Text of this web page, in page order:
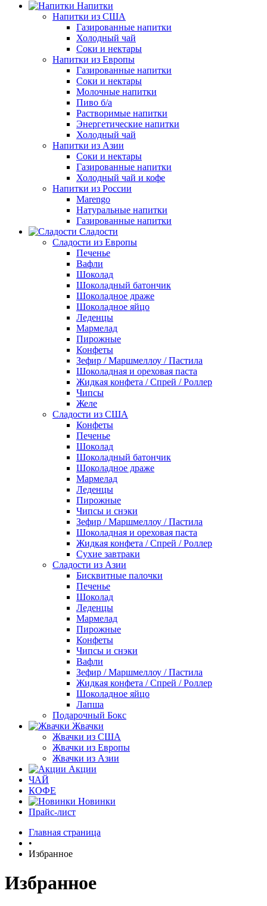
Напитки
Напитки из США
Газированные напитки
Холодный чай
Соки и нектары
Напитки из Европы
Газированные напитки
Соки и нектары
Молочные напитки
Пиво б/а
Растворимые напитки
Энергетические напитки
Холодный чай
Напитки из Азии
Соки и нектары
Газированные напитки
Холодный чай и кофе
Напитки из России
Marengo
Натуральные напитки
Газированные напитки
Сладости
Сладости из Европы
Печенье
Вафли
Шоколад
Шоколадный батончик
Шоколадное драже
Шоколадное яйцо
Леденцы
Мармелад
Пирожные
Конфеты
Зефир / Маршмеллоу / Пастила
Шоколадная и ореховая паста
Жидкая конфета / Спрей / Роллер
Чипсы
Желе
Сладости из США
Конфеты
Печенье
Шоколад
Шоколадный батончик
Шоколадное драже
Мармелад
Леденцы
Пирожные
Чипсы и снэки
Зефир / Маршмеллоу / Пастила
Шоколадная и ореховая паста
Жидкая конфета / Спрей / Роллер
Сухие завтраки
Сладости из Азии
Бисквитные палочки
Печенье
Шоколад
Леденцы
Мармелад
Пирожные
Конфеты
Чипсы и снэки
Вафли
Зефир / Маршмеллоу / Пастила
Жидкая конфета / Спрей / Роллер
Шоколадное яйцо
Лапша
Подарочный Бокс
Жвачки
Жвачки из США
Жвачки из Европы
Жвачки из Азии
Акции
ЧАЙ
КОФЕ
Новинки
Прайс-лист
Главная страница
•
Избранное
Избранное